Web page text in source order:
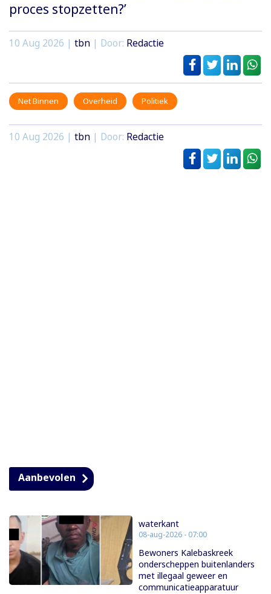
proces stopzetten?’
10 Aug 2026 | tbn | Door: Redactie
Net Binnen Overheid Politiek
10 Aug 2026 | tbn | Door: Redactie
Aanbevolen
waterkant
08-aug-2026 - 07:00
Bewoners Kalebaskreek
onderscheppen buitenlanders
met illegaal geweer en
communicatieapparatuur